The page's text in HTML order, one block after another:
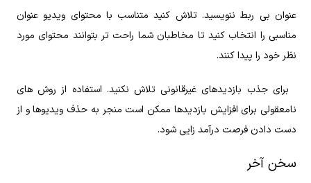
عنوان بی‌ ربط ننویسید. تلاش کنید متناسب با محتوای ویدیو عنوان
مناسبی را انتخاب کنید تا مخاطبان شما راحت‌ تر بتوانند محتوای مورد
نظر خود را پیدا کنند.
برای جذب بازدیدهای غیرقانونی تلاش نکنید. استفاده از روش‌ های
نامعقولی برای افزایش بازدیدها ممکن است منجر به حذف ویدیوها و از
دست دادن فرصت درآمد زایی شود.
سخن آخر